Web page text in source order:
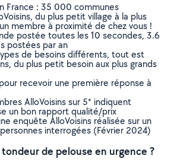
France : 35 000 communes
du plus petit village à la plus
membre à proximité de chez vous !
postée toutes les 10 secondes, 3.6
postées par an
de besoins différents, tout est
du plus petit besoin aux plus grands
recevoir une première réponse à
AlloVoisins sur 5* indiquent
un bon rapport qualité/prix
enquête AlloVoisins réalisée sur un
interrogées (Février 2024)
de pelouse en urgence ?